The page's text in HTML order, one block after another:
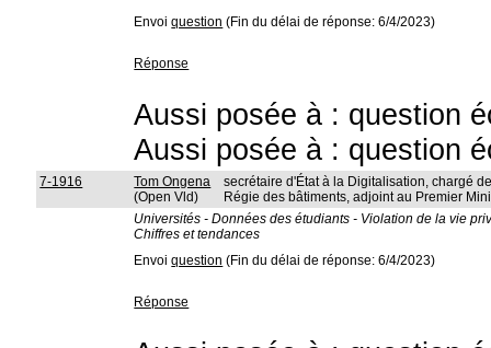
Envoiquestion (Fin du délai de réponse: 6/4/2023)
Réponse
Aussi posée à : question
Aussi posée à : question
7-1916
Tom Ongena
(Open Vld)
secrétaire d'État à la Digitalisation, chargé
Régie des bâtiments, adjoint au Premier
Universités - Données des étudiants - Violation de la vie
Chiffres et tendances
Envoiquestion (Fin du délai de réponse: 6/4/2023)
Réponse